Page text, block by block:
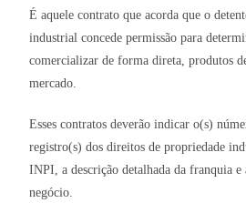
É aquele contrato que acorda que o
industrial concede permissão para
comercializar de forma direta, produtos
mercado.
Esses contratos deverão indicar o(s)
registro(s) dos direitos de propriedade
INPI, a descrição detalhada da franquia e
negócio.